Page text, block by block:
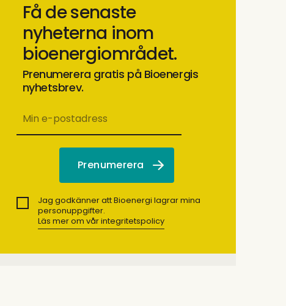
Få de senaste
nyheterna inom
bioenergiområdet.
Prenumerera gratis på Bioenergis
nyhetsbrev.
Jag godkänner att Bioenergi lagrar mina
personuppgifter.
Läs mer om vår integritetspolicy